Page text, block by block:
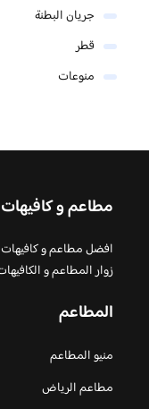
جريان البطنة
قطر
منوعات
مطاعم و
افضل مطاعم و
زوار المطاعم و
المطاعم
منيو المطاعم
مطاعم الرياض